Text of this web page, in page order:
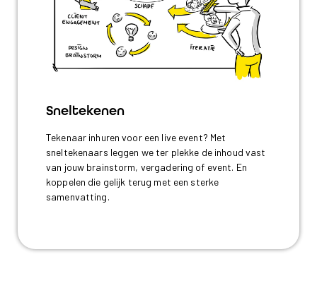
Sneltekenen
Tekenaar inhuren voor een live event? Met
sneltekenaars leggen we ter plekke de inhoud vast
van jouw brainstorm, vergadering of event. En
koppelen die gelijk terug met een sterke
samenvatting.